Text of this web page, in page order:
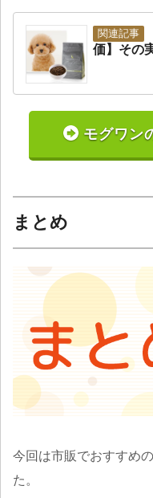
価】その
モグワン
まとめ
今回は市販でおすすめ
た。